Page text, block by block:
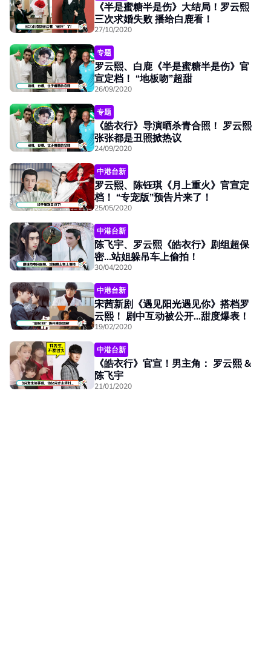
《半是蜜糖半是伤》大结局！罗云熙
三次求婚失败 播给白鹿看！
27/10/2020
专题
罗云熙、白鹿《半是蜜糖半是伤》官
宣定档！ “地板吻”超甜
26/09/2020
专题
《皓衣行》导演晒杀青合照！ 罗云熙
张张都是丑照掀热议
24/09/2020
中港台新
罗云熙、陈钰琪《月上重火》官宣定
档！ “专宠版”预告片来了！
25/05/2020
中港台新
陈飞宇、罗云熙《皓衣行》剧组超保
密...站姐躲吊车上偷拍！
30/04/2020
中港台新
宋茜新剧《遇见阳光遇见你》搭档罗
云熙！ 剧中互动被公开...甜度爆表！
19/02/2020
中港台新
《皓衣行》官宣！男主角： 罗云熙 &
陈飞宇
21/01/2020